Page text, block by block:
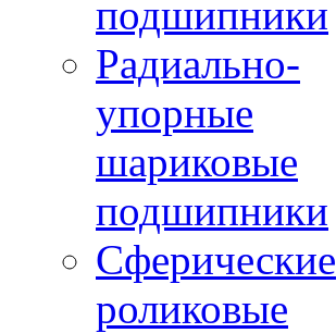
подшипники
Радиально-
упорные
шариковые
подшипники
Сферические
роликовые